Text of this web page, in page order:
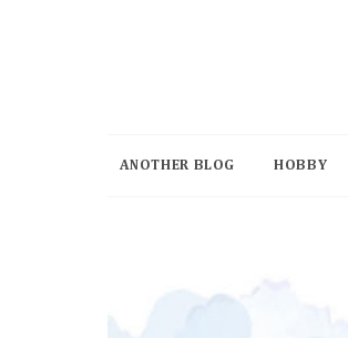
ANOTHER BLOG HOBBY